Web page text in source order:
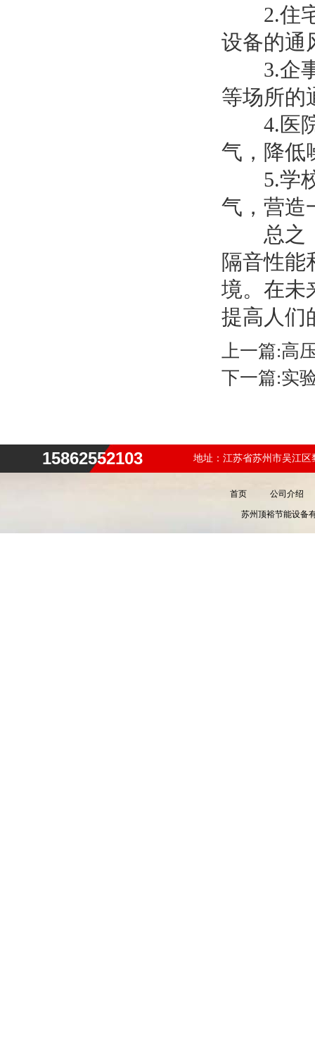
2.住宅
设备的通
3.企事
等场所的
4.医院
气，降低
5.学校
气，营造
总之，
隔音性能
境。在未
提高人们
上一篇:高
下一篇:实
15862552103 地址：江苏省苏州市吴江区
首页 公司介绍
苏州顶裕节能设备